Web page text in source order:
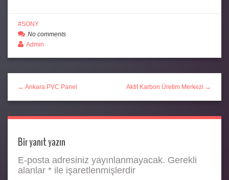
SONY
No comments
Admin
← Ankara PVC Panel Aktif Karbon Üretim Merkezi →
Bir yanıt yazın
E-posta adresiniz yayınlanmayacak. Gerekli
alanlar * ile işaretlenmişlerdir